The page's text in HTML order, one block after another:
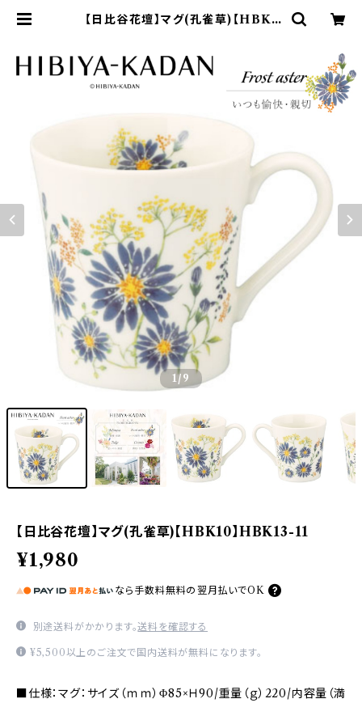
【日比谷花壇】マグ(孔雀草)【HBK1
ョップ
1/9
【日比谷花壇】マグ(孔雀草)【HBK10】HBK13-11
¥1,980
なら 手数料無料の 翌月払いでOK
別途送料がかかります。送料を確認する
¥5,500以上のご注文で国内送料が無料になります。
■仕様：マグ：サイズ（ｍｍ）Φ85×Ｈ90/重量（ｇ）220/内容量（満